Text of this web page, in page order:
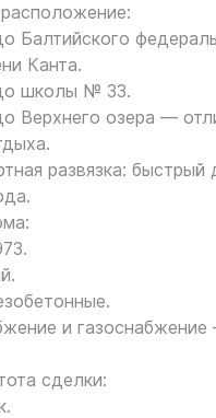
Балтийского
Канта.
школы № 33.
Верхнего озера —
развязка: быстрый
и
сделки: